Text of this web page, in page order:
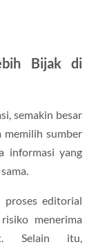
Bijak di
semakin besar
memilih sumber
informasi yang
proses editorial
menerima
Selain itu,